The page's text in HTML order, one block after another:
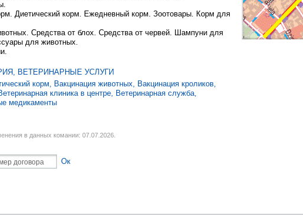
Диетический корм. Ежедневный корм. Зоотовары. Корм для
Средства от блох. Средства от червей. Шампуни для
для животных.
ВЕТЕРИНАРНЫЕ УСЛУГИ
корм, Вакцинация животных, Вакцинация кроликов,
клиника в центре, Ветеринарная служба,
медикаменты
в данных комании: 07.07.2026.
Ок